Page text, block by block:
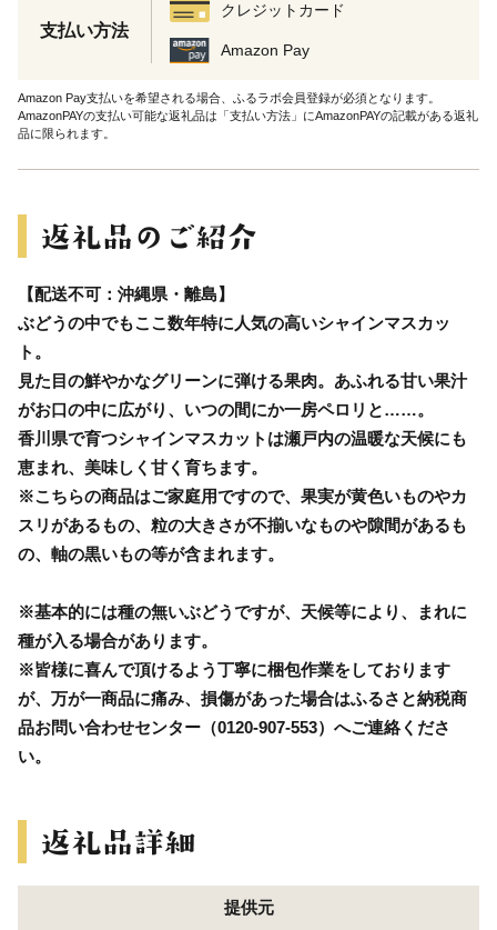
支払い方法
クレジットカード
Amazon Pay
Amazon Pay支払いを希望される場合、ふるラボ会員登録が必須となります。
AmazonPAYの支払い可能な返礼品は「支払い方法」にAmazonPAYの記載がある返礼
品に限られます。
【配送不可：沖縄県・離島】
ぶどうの中でもここ数年特に人気の高いシャインマスカッ
ト。
見た目の鮮やかなグリーンに弾ける果肉。あふれる甘い果汁
がお口の中に広がり、いつの間にか一房ペロリと……。
香川県で育つシャインマスカットは瀬戸内の温暖な天候にも
恵まれ、美味しく甘く育ちます。
※こちらの商品はご家庭用ですので、果実が黄色いものやカ
スリがあるもの、粒の大きさが不揃いなものや隙間があるも
の、軸の黒いもの等が含まれます。
※基本的には種の無いぶどうですが、天候等により、まれに
種が入る場合があります。
※皆様に喜んで頂けるよう丁寧に梱包作業をしております
が、万が一商品に痛み、損傷があった場合はふるさと納税商
品お問い合わせセンター（0120-907-553）へご連絡くださ
い。
提供元